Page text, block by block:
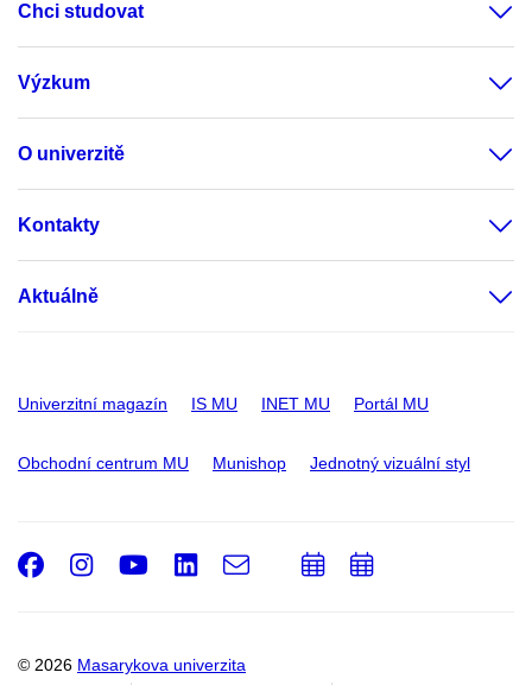
Chci studovat
Výzkum
O univerzitě
Kontakty
Aktuálně
Univerzitní magazín IS MU INET MU Portál MU
Obchodní centrum MU Munishop Jednotný vizuální styl
© 2026 Masarykova univerzita
Facebook
Instagram
Youtube
LinkedIn
e-
PřidatPřidat